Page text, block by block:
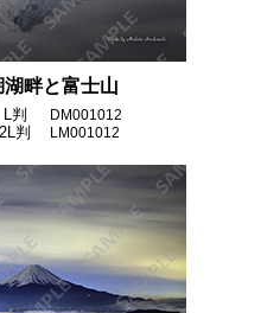
畔と富士山
L判 DM001012
2L判 LM001012